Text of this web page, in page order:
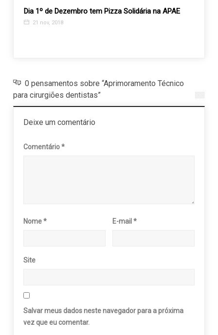
Dia 1º de Dezembro tem Pizza Solidária na APAE
21 nov, 2018
0 pensamentos sobre “Aprimoramento Técnico
para cirurgiões dentistas”
Deixe um comentário
Comentário*
Nome* E-mail*
Site
Salvar meus dados neste navegador para a próxima
vez que eu comentar.